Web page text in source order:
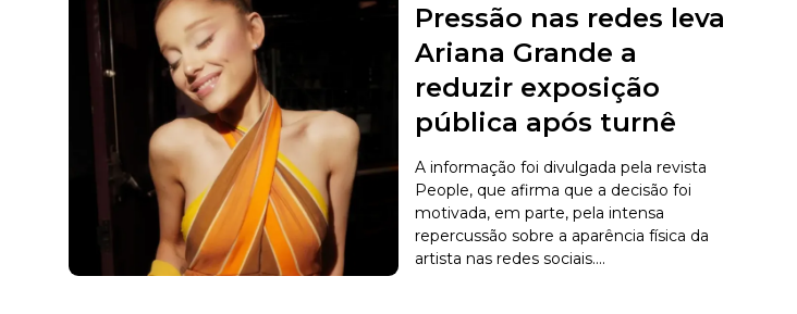
Pressão nas redes leva
Ariana Grande a
reduzir exposição
pública após turnê
A informação foi divulgada pela revista
People, que afirma que a decisão foi
motivada, em parte, pela intensa
repercussão sobre a aparência física da
artista nas redes sociais....